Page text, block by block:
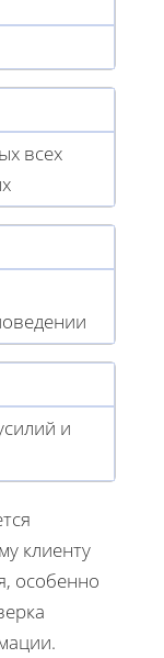
всех
и
клиенту
особенно